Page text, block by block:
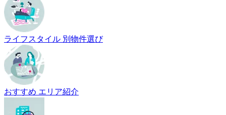
ライフスタイル 別物件選び
おすすめ エリア紹介